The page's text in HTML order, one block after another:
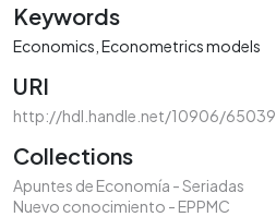
Keywords
Economics Econometrics models
URI
http://hdl.handle.net/10906/65039
Collections
Apuntes de Economía - Seriadas
Nuevo conocimiento - EPPMC